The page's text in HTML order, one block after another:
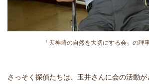
「天神崎の自然を大切にする会」の理
さっそく探偵たちは、玉井さんに会の活動